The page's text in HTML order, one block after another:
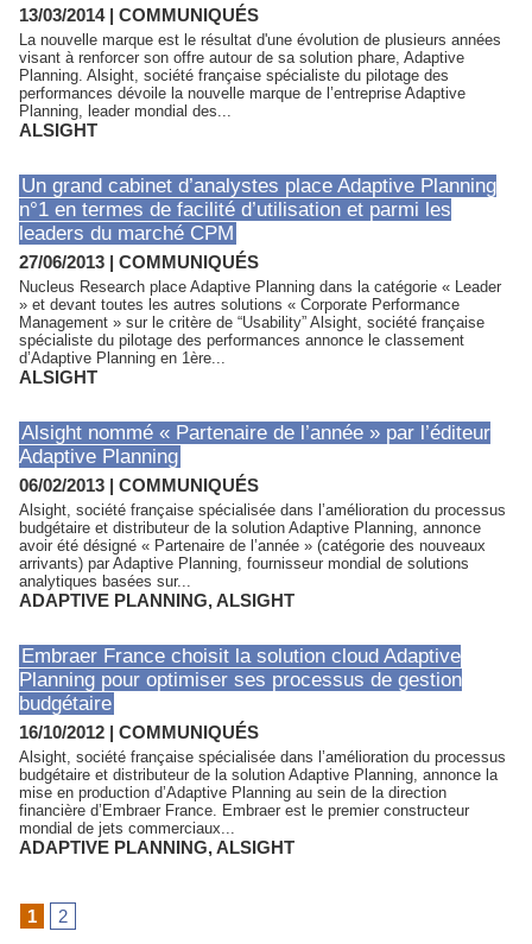
13/03/2014| COMMUNIQUÉS
La nouvelle marque est le résultat d'une évolution de plusieurs années
visant à renforcer son offre autour de sa solution phare, Adaptive
Planning. Alsight, société française spécialiste du pilotage des
performances dévoile la nouvelle marque de l’entreprise Adaptive
Planning, leader mondial des...
ALSIGHT
Un grand cabinet d’analystes place Adaptive Planning
n°1 en termes de facilité d’utilisation et parmi les
leaders du marché CPM
27/06/2013 | COMMUNIQUÉS
Nucleus Research place Adaptive Planning dans la catégorie « Leader
» et devant toutes les autres solutions « Corporate Performance
Management » sur le critère de “Usability” Alsight, société française
spécialiste du pilotage des performances annonce le classement
d’Adaptive Planning en 1ère...
ALSIGHT
Alsight nommé « Partenaire de l’année » par l’éditeur
Adaptive Planning
06/02/2013 | COMMUNIQUÉS
Alsight, société française spécialisée dans l’amélioration du processus
budgétaire et distributeur de la solution Adaptive Planning, annonce
avoir été désigné « Partenaire de l’année » (catégorie des nouveaux
arrivants) par Adaptive Planning, fournisseur mondial de solutions
analytiques basées sur...
ADAPTIVE PLANNING,ALSIGHT
Embraer France choisit la solution cloud Adaptive
Planning pour optimiser ses processus de gestion
budgétaire
16/10/2012 | COMMUNIQUÉS
Alsight, société française spécialisée dans l’amélioration du processus
budgétaire et distributeur de la solution Adaptive Planning, annonce la
mise en production d’Adaptive Planning au sein de la direction
financière d’Embraer France. Embraer est le premier constructeur
mondial de jets commerciaux...
ADAPTIVE PLANNING,ALSIGHT
1 2